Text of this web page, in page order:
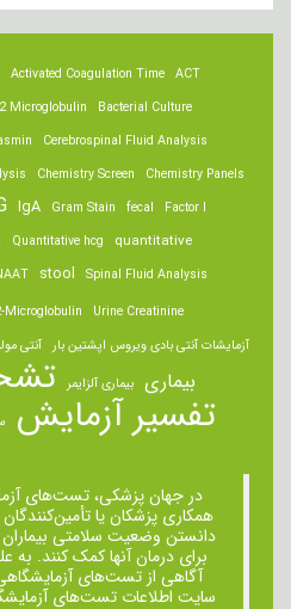
ACT
Activated Coagulation Time
Bacterial Culture
Microglobulin
Cerebrospinal Fluid Analysis
Chemistry Panels
Chemistry Screen
Factor I
fecal
Gram Stain
IgA
quantitative
Quantitative hcg
Spinal Fluid Analysis
stool
Urine Creatinine
Microglobulin
آزمایشات آنتی بادی ویروس اپشتین بار آنتی
بیماری بیماری آلزایمر
تفسیر آزمایش
در جهان پزشکی، تست‌های
همکاری پزشکان یا
دانستن وضعیت سلامتی بیماران
برای درمان ‌آنها کمک کنند.
آگاهی از تست‌های
سایت اطلاعات تست‌های